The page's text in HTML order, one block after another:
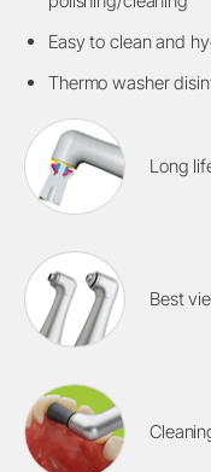
Easy to clean and
Thermo washer
Long
Best